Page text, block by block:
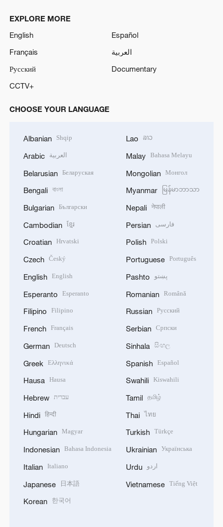
EXPLORE MORE
English
Español
Français
العربية
Русский
Documentary
CCTV+
CHOOSE YOUR LANGUAGE
Albanian Shqip
Arabic العربية
Belarusian Беларуская
Bengali বাংলা
Bulgarian Български
Cambodian ខ្មែរ
Croatian Hrvatski
Czech Český
English English
Esperanto Esperanto
Filipino Filipino
French Français
German Deutsch
Greek Ελληνικά
Hausa Hausa
Hebrew עברית
Hindi हिन्दी
Hungarian Magyar
Indonesian Bahasa Indonesia
Italian Italiano
Japanese 日本語
Korean 한국어
Lao ລາວ
Malay Bahasa Melayu
Mongolian Монгол
Myanmar မြန်မာဘာသာ
Nepali नेपाली
Persian فارسی
Polish Polski
Portuguese Português
Pashto پښتو
Romanian Română
Russian Русский
Serbian Српски
Sinhala සිංහල
Spanish Español
Swahili Kiswahili
Tamil தமிழ்
Thai ไทย
Turkish Türkçe
Ukrainian Українська
Urdu اردو
Vietnamese Tiếng Việt